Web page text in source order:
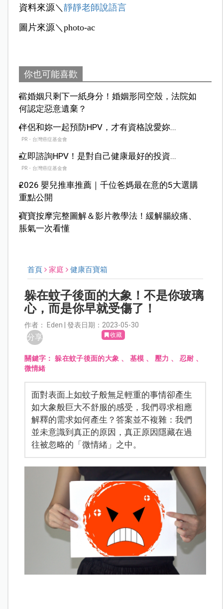
資料來源＼ 靜靜老師說語言
圖片來源＼photo-ac
你也可能喜歡
當婚姻只剩下一紙身分！婚姻形同空殼，法院如
何認定惡意遺棄？
伴侶和妳一起預防HPV，才有資格說愛妳...
PR・台灣癌症基金會
立即諮詢HPV！是對自己健康最好的投資...
PR・台灣癌症基金會
2026 嬰兒推車推薦｜千位爸媽最在意的5大選購
重點公開
寶寶按摩完整圖解＆影片教學法！緩解腸絞痛、
脹氣一次看懂
首頁 家庭 健康百寶箱
躲在蚊子後面的大象！不是你玻璃
心，而是你早就受傷了！
作者： Eden | 發表日期：2023-05-30
分享 收藏
關鍵字：躲在蚊子後面的大象 、 基模 、 壓力 、 忍耐 、
微情緒
面對表面上如蚊子般無足輕重的事情卻產生
如大象般巨大不舒服的感受，我們尋求相應
解釋的需求如何產生？答案並不複雜：我們
並未意識到真正的原因，真正原因隱藏在過
往被忽略的「微情緒」之中。